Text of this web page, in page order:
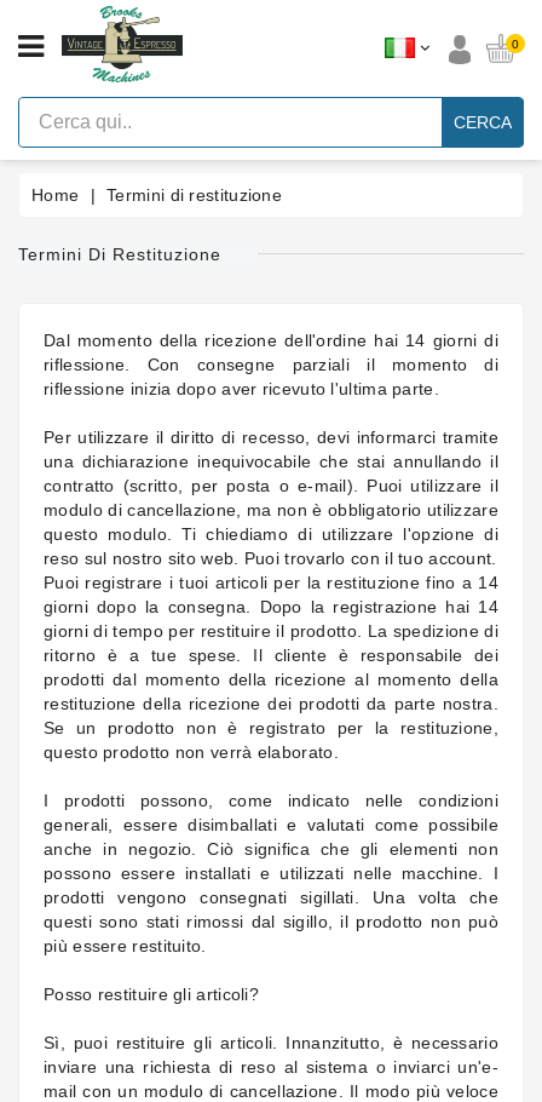
CATEGORIA
Macchine
Per
Caffè
Espresso
Leva
Macchina
Faema
E61
Marche
Accessori
Ricambi
Blog
Guarnizioni
Personalizzate
0
CERCA
Home Termini di restituzione
Termini Di Restituzione
Dal momento della ricezione dell'ordine hai 14 giorni di
riflessione. Con consegne parziali il momento di
riflessione inizia dopo aver ricevuto l'ultima parte.
Per utilizzare il diritto di recesso, devi informarci tramite
una dichiarazione inequivocabile che stai annullando il
contratto (scritto, per posta o e-mail). Puoi utilizzare il
modulo di cancellazione, ma non è obbligatorio utilizzare
questo modulo. Ti chiediamo di utilizzare l'opzione di
reso sul nostro sito web. Puoi trovarlo con il tuo account.
Puoi registrare i tuoi articoli per la restituzione fino a 14
giorni dopo la consegna. Dopo la registrazione hai 14
giorni di tempo per restituire il prodotto. La spedizione di
ritorno è a tue spese. Il cliente è responsabile dei
prodotti dal momento della ricezione al momento della
restituzione della ricezione dei prodotti da parte nostra.
Se un prodotto non è registrato per la restituzione,
questo prodotto non verrà elaborato.
I prodotti possono, come indicato nelle condizioni
generali, essere disimballati e valutati come possibile
anche in negozio. Ciò significa che gli elementi non
possono essere installati e utilizzati nelle macchine. I
prodotti vengono consegnati sigillati. Una volta che
questi sono stati rimossi dal sigillo, il prodotto non può
più essere restituito.
Posso restituire gli articoli?
Sì, puoi restituire gli articoli. Innanzitutto, è necessario
inviare una richiesta di reso al sistema o inviarci un'e-
mail con un modulo di cancellazione. Il modo più veloce